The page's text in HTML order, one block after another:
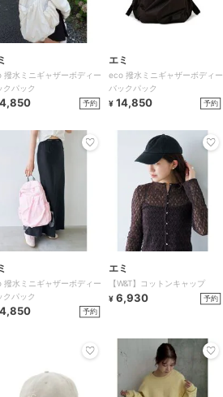
撥水ミニギャザーボディー
クパック
予約
エミ
eco 撥水ミニギャザーボディー
バックパック
¥ 14,850 予約
撥水ミニギャザーボディー
クパック
予約
エミ
【W&T】コットンキャップ
¥ 6,930 予約